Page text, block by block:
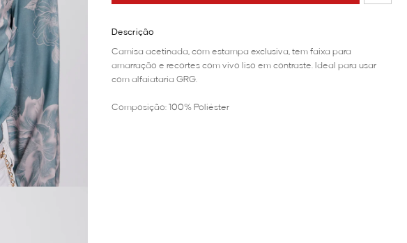
Descrição
Camisa acetinada, com estampa exclusiva, tem faixa para
amarração e recortes com vivo liso em contraste. Ideal para usar
com alfaiataria GRG.
Composição: 100% Poliéster